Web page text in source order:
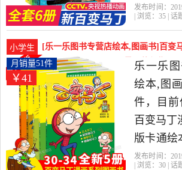
学生一二
绘本智力
读书籍
图书专营
报纸当中
本,图画
货。
发布时间：
| 浏览： 35 | 话
小学生
[乐一乐图书专营店绘本,图画书]百变
5册 正版卡通绘本月销量51件仅售
￥41
月销量51件
乐一乐
绘本,图
件，目前
百变马丁
版卡通绘
岁少儿
发布时间：
| 浏览： 30 | 话